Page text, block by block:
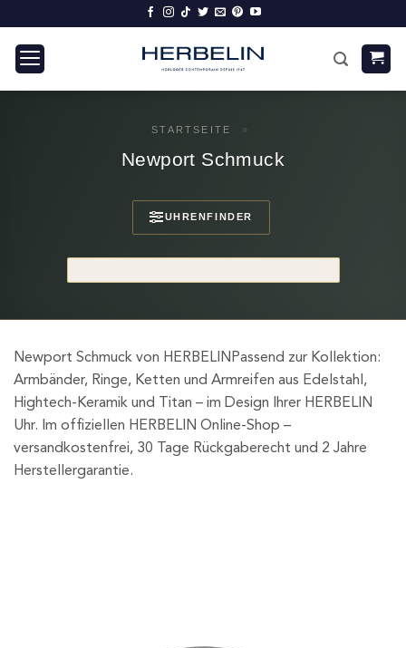
springen
STARTSEITE »
Newport Schmuck
UHRENFINDER
Newport Schmuck von HERBELINPassend zur Kollektion:
Armbänder, Ringe, Ketten und Armreifen aus Edelstahl,
Hightech-Keramik und Titan – im Design Ihrer HERBELIN
Uhr. Im offiziellen HERBELIN Online-Shop –
versandkostenfrei, 30 Tage Rückgaberecht und 2 Jahre
Herstellergarantie.